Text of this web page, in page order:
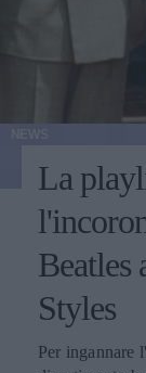
La
Beatles
Styles
Per ingannare